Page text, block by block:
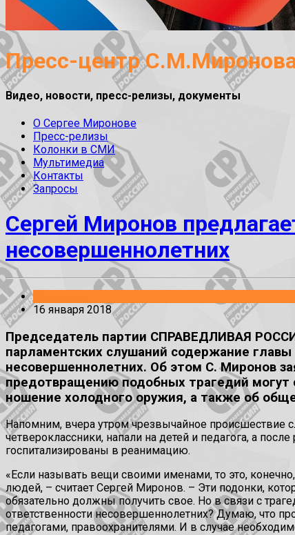
Пресс-центр
Видео, новости, пресс-релизы, документы
О Сергее Миронове
Пресс-релизы
Колонки в СМИ
Мультимедиа
Контакты
Запросы
Сергей Миронов
несовершеннолетних
16 января 2018
Председатель партии СПРАВЕДЛИВАЯ
парламентских слушаний содержание главы
несовершеннолетних. Об этом С. Миронов
предотвращению подобных трагедий могут
ношение холодного оружия, а также об
Напомним, вчера утром чрезвычайное
четвероклассники, напали на детей и педагога, а
госпитализированы в реанимацию.
«Если называть вещи своими именами, то это,
людей, – считает Сергей Миронов. – Эти подонки,
обязательно должны получить свое. Но в связи с
ответственности несовершеннолетних? Думаю, что
педагогами, правоохранителями. И в случае